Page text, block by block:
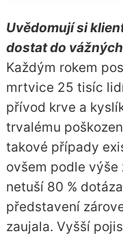
Uvědomují si
dostat do
Každým rokem
mrtvice 25 tisíc
přívod krve a
trvalému
takové případy
ovšem podle výše
netuší 80 %
představení
zaujala. Vyšší